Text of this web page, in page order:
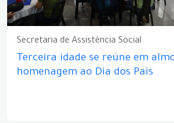
Secretaria de Assistência Social
Terceira idade se reúne em
homenagem ao Dia dos Pais